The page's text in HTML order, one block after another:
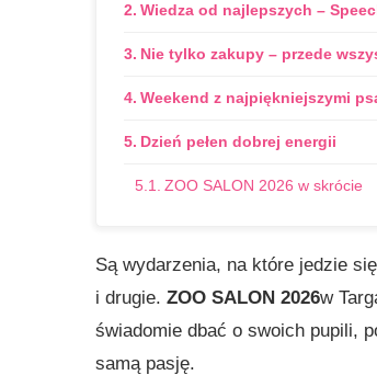
Wiedza od najlepszych –
Nie tylko zakupy – przede
Weekend z najpiękniejszymi
Dzień pełen dobrej energii
ZOO SALON 2026 w skrócie
Są wydarzenia, na które jedzie
i drugie. ZOO SALON 2026w
świadomie dbać o swoich pupili,
samą pasję.